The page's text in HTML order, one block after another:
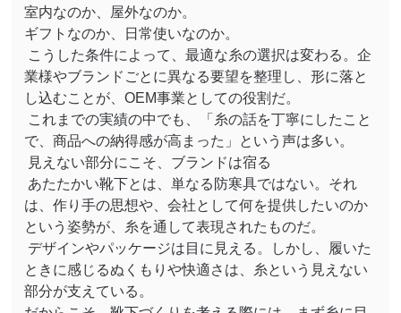
室内なのか、屋外なのか。
ギフトなのか、日常使いなのか。
こうした条件によって、最適な糸の選択は変わる。企
業様やブランドごとに異なる要望を整理し、形に落と
し込むことが、OEM事業としての役割だ。
これまでの実績の中でも、「糸の話を丁寧にしたこと
で、商品への納得感が高まった」という声は多い。
見えない部分にこそ、ブランドは宿る
あたたかい靴下とは、単なる防寒具ではない。それ
は、作り手の思想や、会社として何を提供したいのか
という姿勢が、糸を通して表現されたものだ。
デザインやパッケージは目に見える。しかし、履いた
ときに感じるぬくもりや快適さは、糸という見えない
部分が支えている。